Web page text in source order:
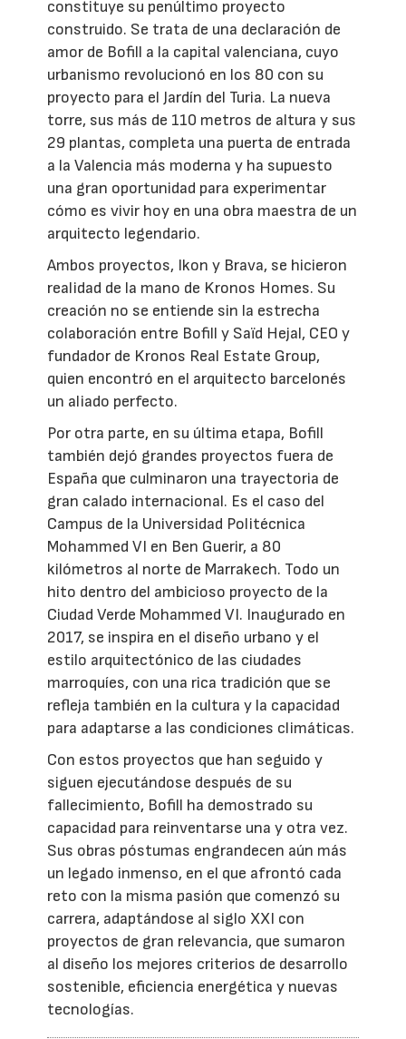
constituye su penúltimo proyecto
construido. Se trata de una declaración de
amor de Bofill a la capital valenciana, cuyo
urbanismo revolucionó en los 80 con su
proyecto para el Jardín del Turia. La nueva
torre, sus más de 110 metros de altura y sus
29 plantas, completa una puerta de entrada
a la Valencia más moderna y ha supuesto
una gran oportunidad para experimentar
cómo es vivir hoy en una obra maestra de un
arquitecto legendario.
Ambos proyectos, Ikon y Brava, se hicieron
realidad de la mano de Kronos Homes. Su
creación no se entiende sin la estrecha
colaboración entre Bofill y Saïd Hejal, CEO y
fundador de Kronos Real Estate Group,
quien encontró en el arquitecto barcelonés
un aliado perfecto.
Por otra parte, en su última etapa, Bofill
también dejó grandes proyectos fuera de
España que culminaron una trayectoria de
gran calado internacional. Es el caso del
Campus de la Universidad Politécnica
Mohammed VI en Ben Guerir, a 80
kilómetros al norte de Marrakech. Todo un
hito dentro del ambicioso proyecto de la
Ciudad Verde Mohammed VI. Inaugurado en
2017, se inspira en el diseño urbano y el
estilo arquitectónico de las ciudades
marroquíes, con una rica tradición que se
refleja también en la cultura y la capacidad
para adaptarse a las condiciones climáticas.
Con estos proyectos que han seguido y
siguen ejecutándose después de su
fallecimiento, Bofill ha demostrado su
capacidad para reinventarse una y otra vez.
Sus obras póstumas engrandecen aún más
un legado inmenso, en el que afrontó cada
reto con la misma pasión que comenzó su
carrera, adaptándose al siglo XXI con
proyectos de gran relevancia, que sumaron
al diseño los mejores criterios de desarrollo
sostenible, eficiencia energética y nuevas
tecnologías.